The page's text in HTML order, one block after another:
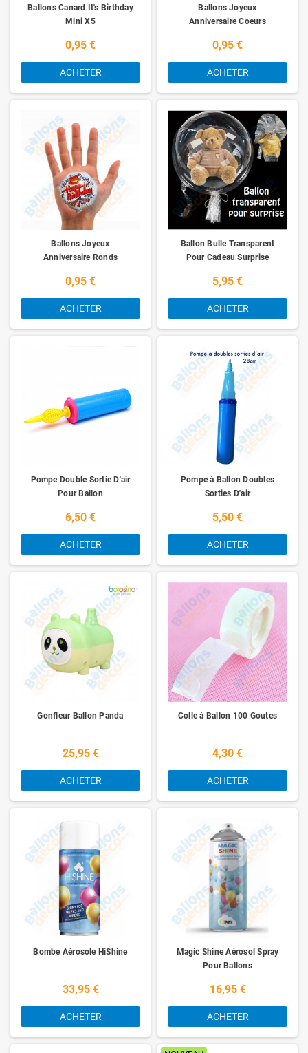
Ballons Canard It's Birthday
Mini X5
0,95 €
ACHETER
Ballons Joyeux
Anniversaire Coeurs
0,95 €
ACHETER
Ballons Joyeux
Anniversaire Ronds
0,95 €
ACHETER
Ballon Bulle Transparent
Pour Cadeau Surprise
5,95 €
ACHETER
Pompe Double Sortie D'air
Pour Ballon
6,50 €
ACHETER
Pompe à Ballon Doubles
Sorties D'air
5,50 €
ACHETER
Gonfleur Ballon Panda
25,95 €
ACHETER
Colle à Ballon 100 Goutes
4,30 €
ACHETER
Bombe Aérosole HiShine
33,95 €
ACHETER
Magic Shine Aérosol Spray
Pour Ballons
16,95 €
ACHETER